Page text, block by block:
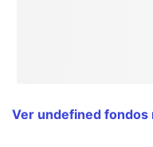
Ver undefined fondos